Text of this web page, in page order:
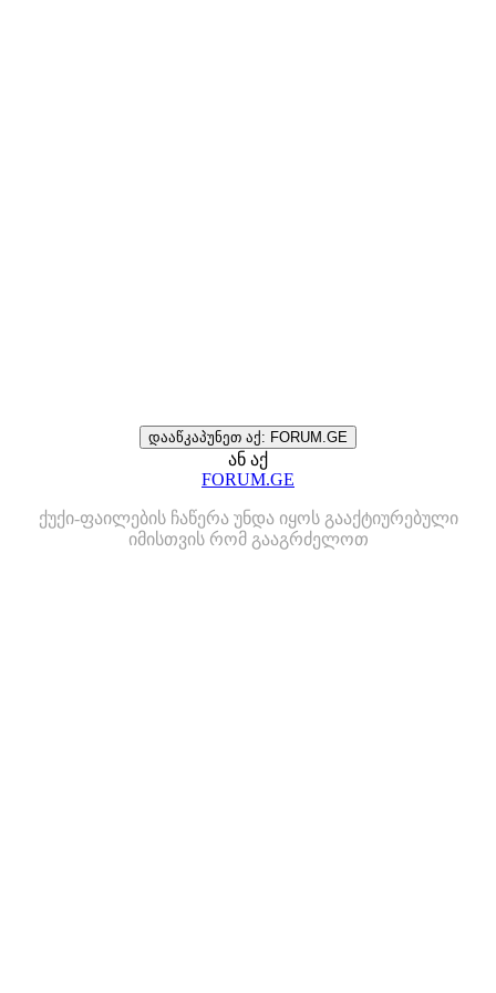
დააწკაპუნეთ აქ: FORUM.GE
ან აქ
FORUM.GE
ქუქი-ფაილების ჩაწერა უნდა იყოს გააქტიურებული
იმისთვის რომ გააგრძელოთ